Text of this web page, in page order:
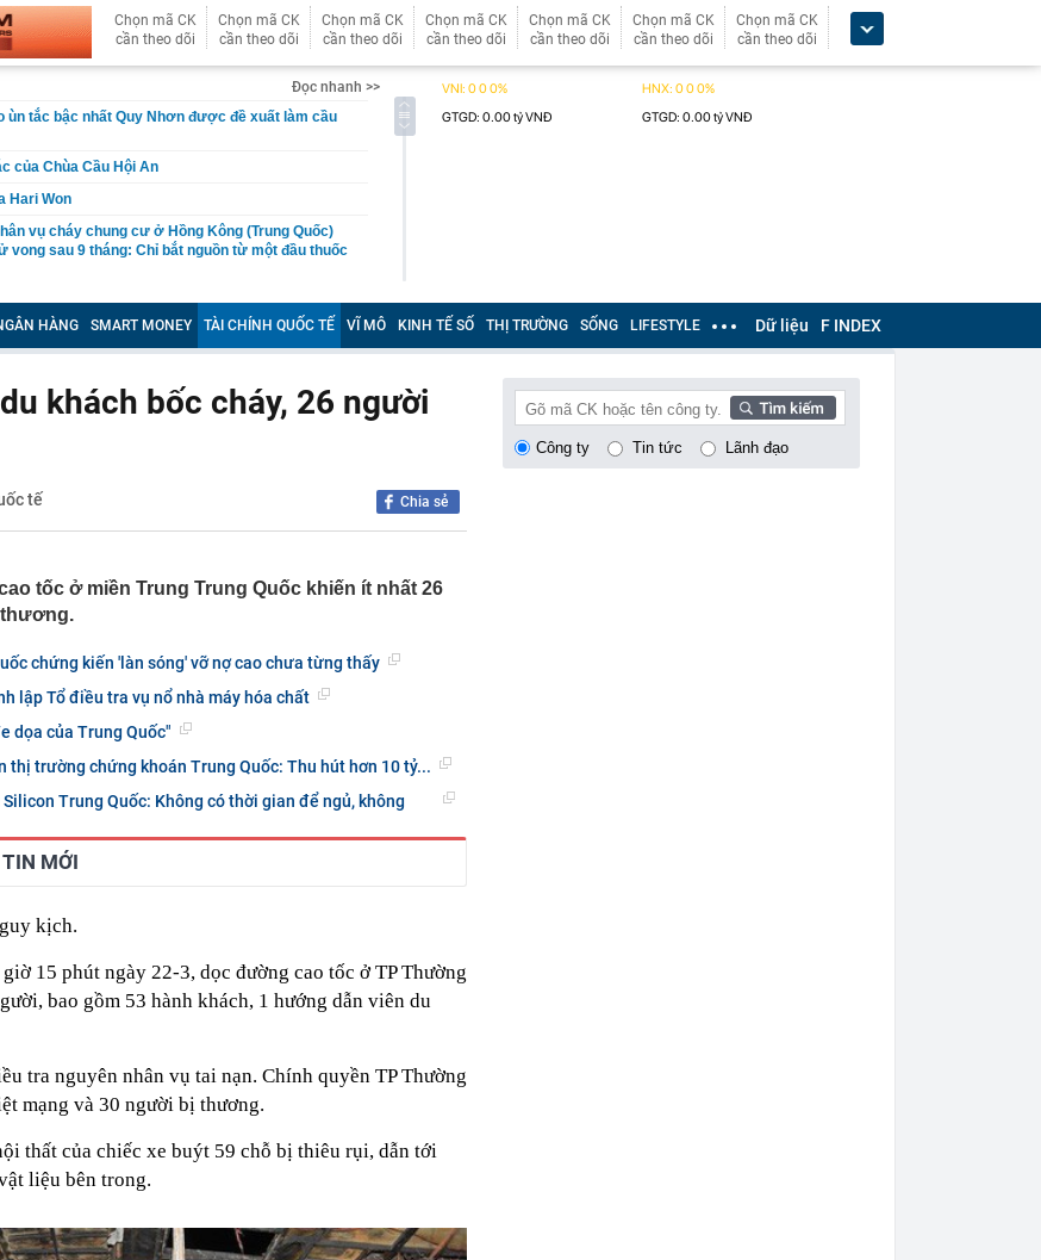
Chọn mã CK
cần theo dõi
Chọn mã CK
cần theo dõi
Chọn mã CK
cần theo dõi
Chọn mã CK
cần theo dõi
Chọn mã CK
cần theo dõi
Chọn mã CK
cần theo dõi
Chọn mã CK
cần theo dõi
Đọc nhanh >>
ùn tắc bậc nhất Quy Nhơn được đề xuất làm cầu
của Chùa Cầu Hội An
Hari Won
vụ cháy chung cư ở Hồng Kông (Trung Quốc)
vong sau 9 tháng: Chỉ bắt nguồn từ một đầu thuốc
với chủ hộ kinh doanh Trang Dương
lịch, 3 con giáp này vẫn được Thần tài che chở,
đời
6 loại cá biển giá bình dân, người không biết hay
lại thích mua
vừa thoát nước tốt đang dần trở thành xu hướng
voi' Strategy: ChatGPT giúp tôi kiếm 15 tỷ USD,
hơn robot
ChatGPT miễn phí
chuyển khoản 89.760.000 đồng từ tài khoản
tài khoản VietinBank của Lò Thị Ly, công an lập tức
Quảng Ngãi đến Nha Trang thu phí không dừng
nhiều doanh nghiệp Nhà nước báo lãi nghìn tỷ
đầu kéo chở nhiều ô tô Lexus bốc cháy trên cao tốc
Pips, Shark Bình đang bị điều tra về 3 tội danh
hơn 11 triệu cổ phiếu chưa được phân phối hết
ngân hàng gửi tiết kiệm, cụ ông ngỡ ngàng khi tất
HÀNG SMART MONEY TÀI CHÍNH QUỐC TẾ VĨ MÔ KINH TẾ SỐ THỊ TRƯỜNG SỐNG LIFESTYLE Dữ liệu F INDEX
khách bốc cháy, 26 người
tế Chia sẻ
tốc ở miền Trung Trung Quốc khiến ít nhất 26
chứng kiến 'làn sóng' vỡ nợ cao chưa từng thấy
lập Tổ điều tra vụ nổ nhà máy hóa chất
dọa của Trung Quốc"
thị trường chứng khoán Trung Quốc: Thu hút hơn 10 tỷ...
Trung Quốc: Không có thời gian để ngủ, không
TIN MỚI
kịch.
15 phút ngày 22-3, dọc đường cao tốc ở TP Thường
bao gồm 53 hành khách, 1 hướng dẫn viên du
tra nguyên nhân vụ tai nạn. Chính quyền TP Thường
mạng và 30 người bị thương.
thất của chiếc xe buýt 59 chỗ bị thiêu rụi, dẫn tới
liệu bên trong.
Công ty Tin tức Lãnh đạo